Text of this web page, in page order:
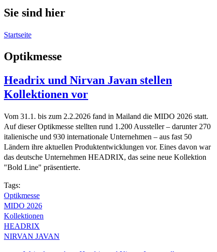
Sie sind hier
Startseite
Optikmesse
Headrix und Nirvan Javan stellen
Kollektionen vor
Vom 31.1. bis zum 2.2.2026 fand in Mailand die MIDO 2026 statt.
Auf dieser Optikmesse stellten rund 1.200 Aussteller – darunter 270
italienische und 930 internationale Unternehmen – aus fast 50
Ländern ihre aktuellen Produktentwicklungen vor. Eines davon war
das deutsche Unternehmen HEADRIX, das seine neue Kollektion
"Bold Line" präsentierte.
Tags:
Optikmesse
MIDO 2026
Kollektionen
HEADRIX
NIRVAN JAVAN